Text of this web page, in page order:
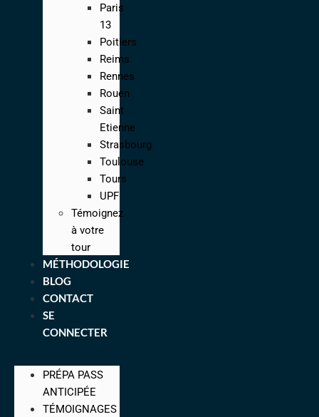
Paris
13
Poitiers
Reims
Rennes
Rouen
Saint
Etienne
Strasbourg
Toulouse
Tours
UPF
Témoignez
à votre
tour
MÉTHODOLOGIE
BLOG
CONTACT
SE
CONNECTER
PRÉPA PASS
ANTICIPÉE
TÉMOIGNAGES